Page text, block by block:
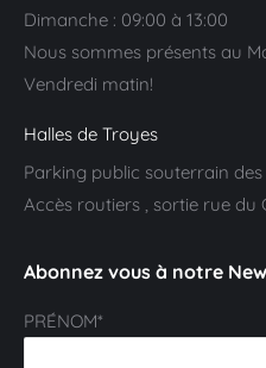
Dimanche : 09:00 à 13:00
Nous sommes présents au
Vendredi matin!
Halles de Troyes
Parking public souterrain
Accès routiers , sortie rue du
Abonnez vous à notre
PRÉNOM*